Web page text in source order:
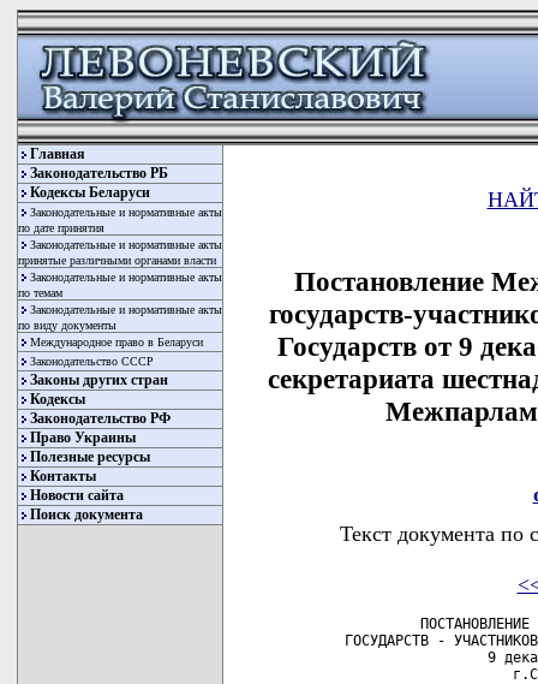
Главная
Законодательство РБ
Кодексы Беларуси
Законодательные и нормативные акты
по дате принятия
Законодательные и нормативные акты
принятые различными органами власти
Законодательные и нормативные акты
по темам
Законодательные и нормативные акты
по виду документы
Международное право в Беларуси
Законодательство СССР
Законы других стран
Кодексы
Законодательство РФ
Право Украины
Полезные ресурсы
Контакты
Новости сайта
Поиск документа
Постановление
государств-
Государств от 9
секретариата
Текст документа по
ПОСТАНОВЛЕНИЕ
ГОСУДАРСТВ -
9